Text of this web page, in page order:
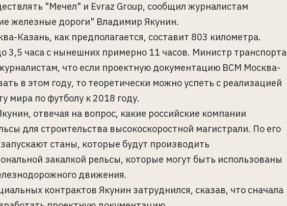
"Мечел" и Evraz Group, сообщил журналистам
железные дороги" Владимир Якунин.
Казань, как предполагается, составит 803 километра.
3,5 часа с нынешних примерно 11 часов. Министр транспорта
что если проектную документацию ВСМ Москва-
в этом году, то теоретически можно успеть с реализацией
мира по футболу к 2018 году.
отвечая на вопрос, какие российские компании
для строительства высокоскоростной магистрали. По его
станы, которые будут производить
закалкой рельсы, которые могут быть использованы
движения.
контрактов Якунин затруднился, сказав, что сначала